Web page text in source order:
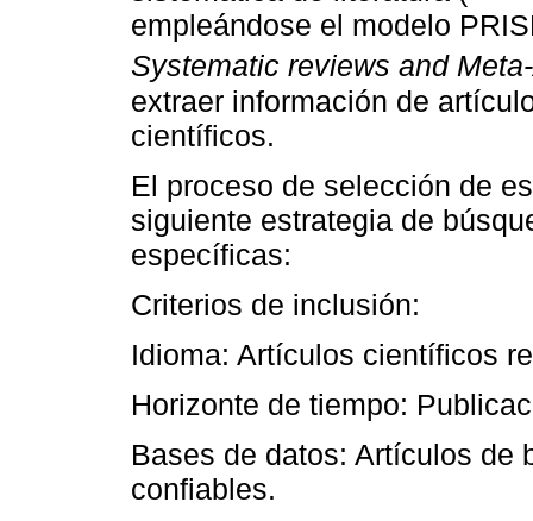
empleándose el modelo
Systematic reviews and
extraer información de
científicos.
El proceso de selección de
siguiente estrategia de
específicas:
Criterios de inclusión:
Idioma: Artículos científicos
Horizonte de tiempo:
Bases de datos: Artículos de
confiables.